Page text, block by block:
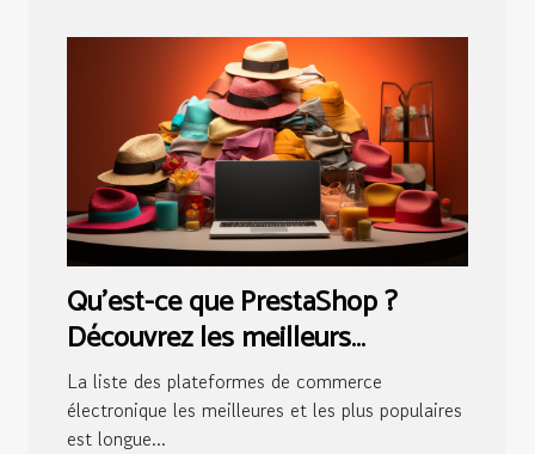
Qu'est-ce que PrestaShop ?
Découvrez les meilleurs
avantages de cette solution
La liste des plateformes de commerce
électronique les meilleures et les plus populaires
est longue...